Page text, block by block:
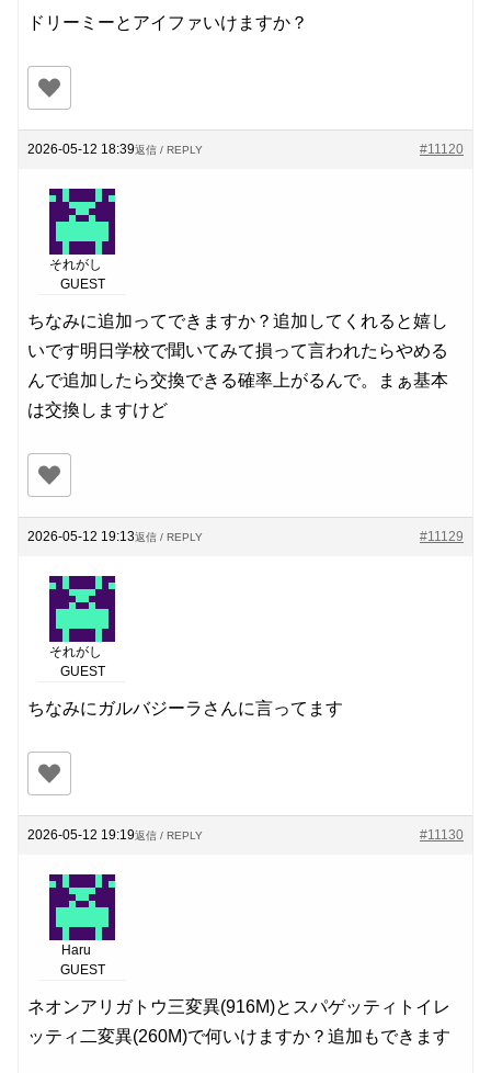
ドリーミーとアイファいけますか？
2026-05-12 18:39 #11120
返信 / REPLY
それがし
GUEST
ちなみに追加ってできますか？追加してくれると嬉し
いです明日学校で聞いてみて損って言われたらやめる
んで追加したら交換できる確率上がるんで。まぁ基本
は交換しますけど
2026-05-12 19:13 #11129
返信 / REPLY
それがし
GUEST
ちなみにガルバジーラさんに言ってます
2026-05-12 19:19 #11130
返信 / REPLY
Haru
GUEST
ネオンアリガトウ三変異(916M)とスパゲッティトイレ
ッティ二変異(260M)で何いけますか？追加もできます